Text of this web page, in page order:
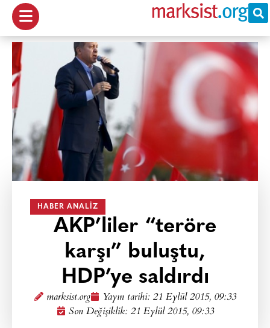
HABER ANALIZ
AKP’liler “teröre
karşı” buluştu,
HDP’ye saldırdı
marksist.org Yayın tarihi: 21 Eylül 2015, 09:33
Son Değişiklik: 21 Eylül 2015, 09:33